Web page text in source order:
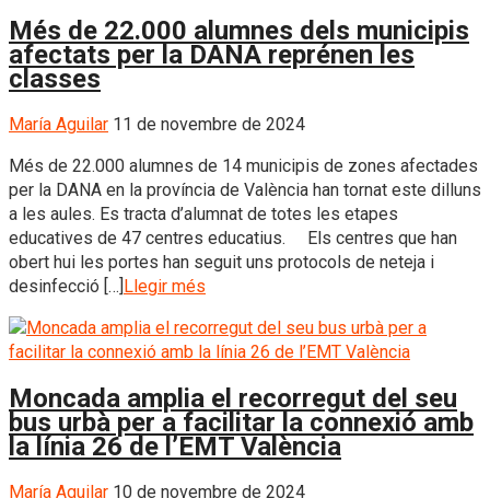
Més de 22.000 alumnes dels municipis
afectats per la DANA reprénen les
classes
María Aguilar 11 de novembre de 2024
Més de 22.000 alumnes de 14 municipis de zones afectades
per la DANA en la província de València han tornat este dilluns
a les aules. Es tracta d’alumnat de totes les etapes
educatives de 47 centres educatius. Els centres que han
obert hui les portes han seguit uns protocols de neteja i
desinfecció […]Llegir més
Moncada amplia el recorregut del seu
bus urbà per a facilitar la connexió amb
la línia 26 de l’EMT València
María Aguilar 10 de novembre de 2024